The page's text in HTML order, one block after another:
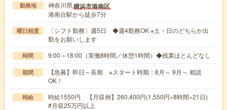
勤務地 神奈川県横浜市港南区
港南台駅から徒歩7分
曜日頻度
〔シフト勤務〕週5日 ◆週4勤務OK ※土・日のどちらか出
勤をお願いします
時間 9:00～18:00（実働8時間／休憩1時間）◆残業ほとんどなし
期間
【急募】即日～長期 ※スタート時期：8月～ 9月～ 相談
OK！
時給
時給1550円 【月収例】260,400円(1,550円×8時間×21日)
#月収25万円以上